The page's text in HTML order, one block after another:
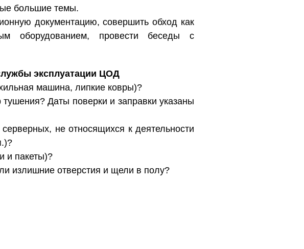
большие темы.
документацию, совершить обход как
оборудованием, провести беседы с
эксплуатации ЦОД
машина, липкие ковры)?
Даты поверки и заправки указаны
не относящихся к деятельности
и пакеты)?
излишние отверстия и щели в полу?